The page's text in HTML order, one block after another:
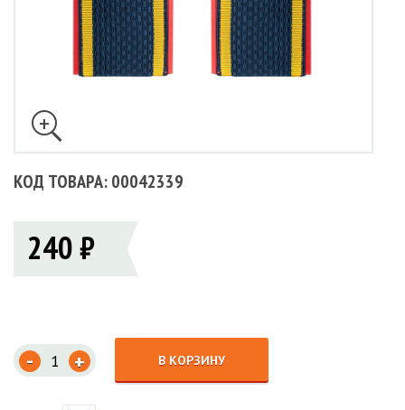
КОД ТОВАРА: 00042339
240 ₽
- + В КОРЗИНУ